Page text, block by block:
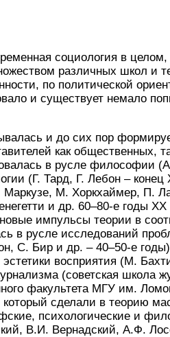
социология в
различных школ и
по политической
и существует немало
и до сих пор
как общественных,
в русле философии
(Г. Тард, Г. Лебон – конец
Маркузе, М. Хоркхаймер, П.
и др. 60–80-е годы
импульсы теории в
в русле исследований
С. Бир и др. – 40–50-е
восприятия (М.
(советская школа
факультета МГУ им.
который сделали в теорию
психологические и
В.И. Вернадский, А.Ф.